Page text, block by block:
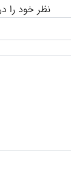
نظر خود را